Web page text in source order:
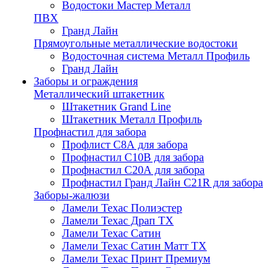
Водостоки Мастер Металл
ПВХ
Гранд Лайн
Прямоугольные металлические водостоки
Водосточная система Металл Профиль
Гранд Лайн
Заборы и ограждения
Металлический штакетник
Штакетник Grand Line
Штакетник Металл Профиль
Профнастил для забора
Профлист С8А для забора
Профнастил С10В для забора
Профнастил С20А для забора
Профнастил Гранд Лайн С21R для забора
Заборы-жалюзи
Ламели Техас Полиэстер
Ламели Техас Драп ТХ
Ламели Техас Сатин
Ламели Техас Сатин Матт ТХ
Ламели Техас Принт Премиум